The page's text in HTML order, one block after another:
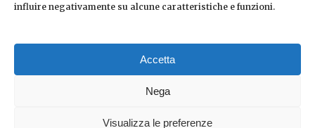
influire negativamente su alcune caratteristiche e funzioni.
Accetta
Nega
Visualizza le preferenze
COOKIE POLICY